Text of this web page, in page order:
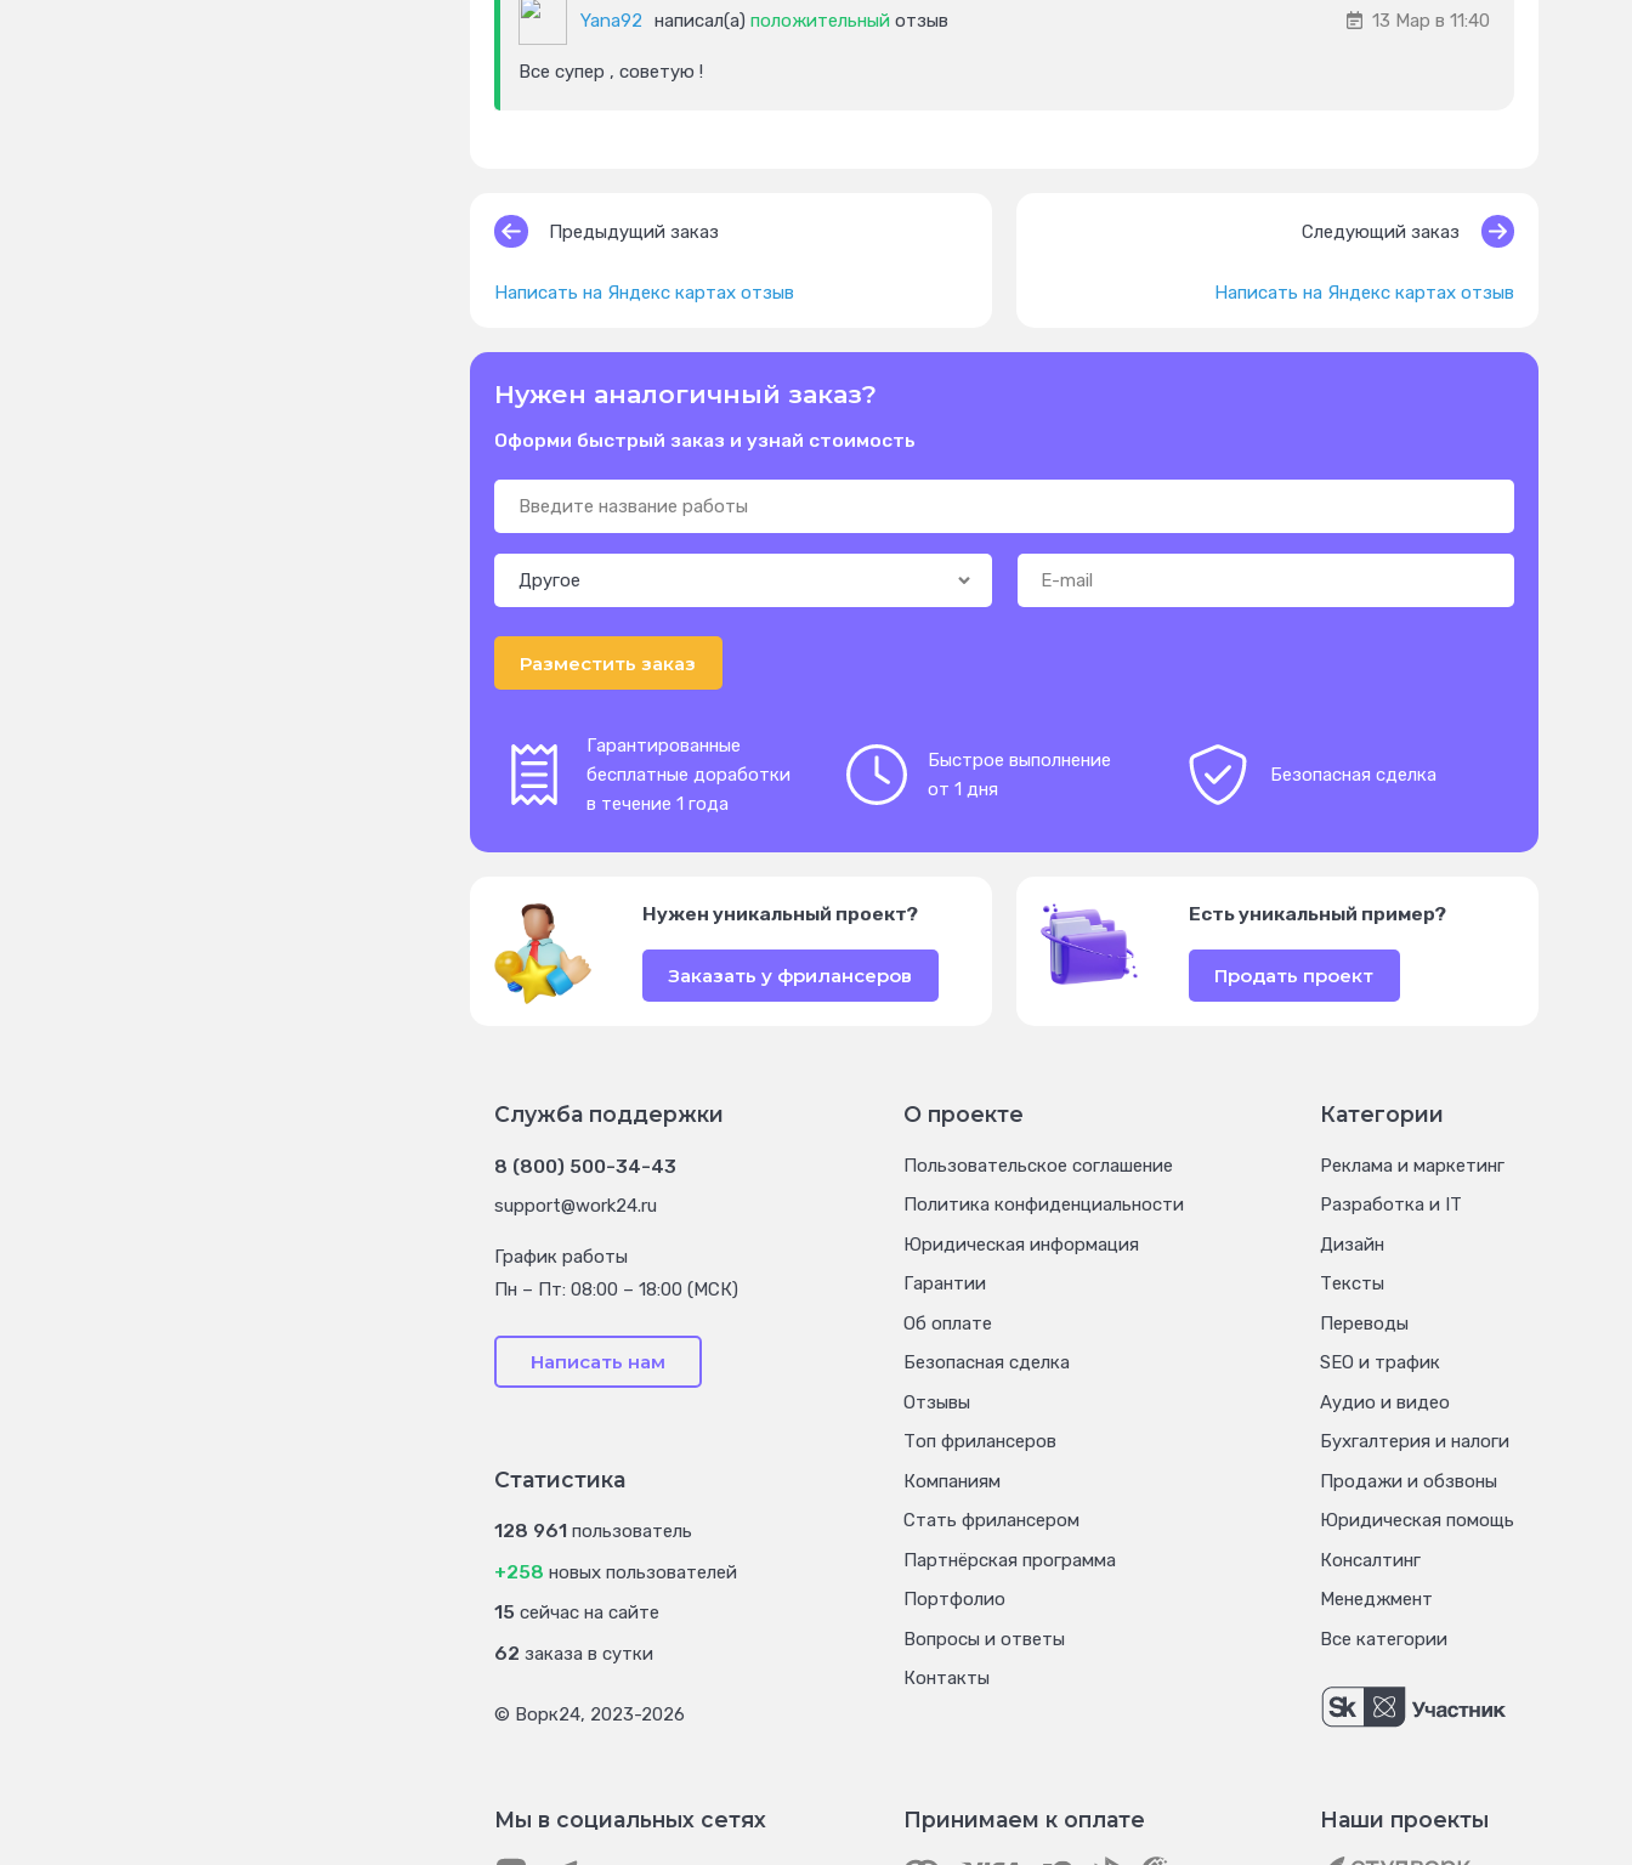
Yana92 написал(а) положительный отзыв 13 Мар в 11:40
Все супер , советую !
Предыдущий заказ
Написать на Яндекс картах отзыв
Следующий заказ
Написать на Яндекс картах отзыв
Нужен аналогичный заказ?
Оформи быстрый заказ и узнай стоимость
Разместить заказ
Гарантированные
бесплатные доработки
в течение 1 года
Быстрое выполнение
от 1 дня
Безопасная сделка
Нужен уникальный проект?
Заказать у фрилансеров
Есть уникальный пример?
Продать проект
Служба поддержки
8 (800) 500-34-43
support@work24.ru
График работы
Пн – Пт: 08:00 – 18:00 (МСК)
Написать нам
Категории
Реклама и маркетинг
Разработка и IT
Дизайн
Тексты
Переводы
SEO и трафик
Аудио и видео
Бухгалтерия и налоги
Продажи и обзвоны
Юридическая помощь
Консалтинг
Менеджмент
Все категории
О проекте
Пользовательское соглашение
Политика конфиденциальности
Юридическая информация
Гарантии
Об оплате
Безопасная сделка
Отзывы
Топ фрилансеров
Компаниям
Стать фрилансером
Партнёрская программа
Портфолио
Вопросы и ответы
Контакты
Статистика
128 961 пользователь
+258 новых пользователей
15 сейчас на сайте
62 заказа в сутки
© Ворк24, 2023-2026
Мы в социальных сетях Принимаем к оплате Наши проекты